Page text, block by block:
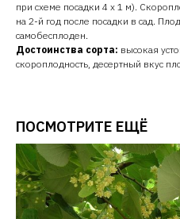
при схеме посадки 4 х 1 м).
на 2-й год после посадки в сад.
самобесплоден.
Достоинства сорта: высокая
скороплодность, десертный вкус
ПОСМОТРИТЕ ЕЩЁ